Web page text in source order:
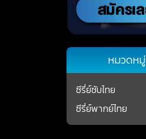
หมวดหมู่
ซีรี่ย์ซับไทย
ซีรี่ย์พากย์ไทย